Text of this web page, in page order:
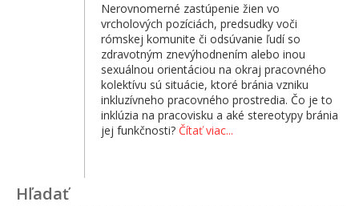
Nerovnomerné zastúpenie žien vo
vrcholových pozíciách, predsudky voči
rómskej komunite či odsúvanie ľudí so
zdravotným znevýhodnením alebo inou
sexuálnou orientáciou na okraj pracovného
kolektívu sú situácie, ktoré bránia vzniku
inkluzívneho pracovného prostredia. Čo je to
inklúzia na pracovisku a aké stereotypy bránia
jej funkčnosti? Čítať viac...
Hľadať